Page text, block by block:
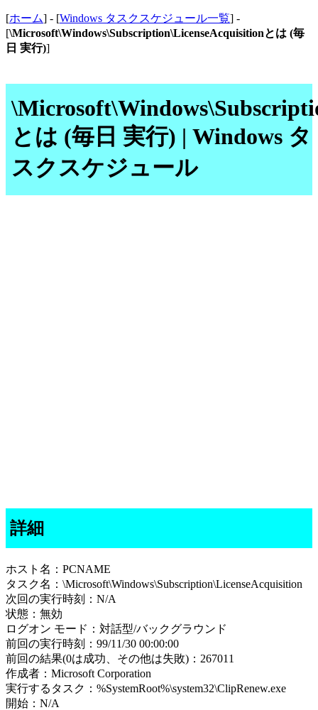
[ホーム] - [Windows タスクスケジュール一覧] -
[\Microsoft\Windows\Subscription\LicenseAcquisitionとは (毎
日 実行)]
とは (毎日 実行) | Windows タ
スクスケジュール
詳細
ホスト名：PCNAME
タスク名：\Microsoft\Windows\Subscription\LicenseAcquisition
次回の実行時刻：N/A
状態：無効
ログオン モード：対話型/バックグラウンド
前回の実行時刻：99/11/30 00:00:00
前回の結果(0は成功、その他は失敗)：267011
作成者：Microsoft Corporation
実行するタスク：%SystemRoot%\system32\ClipRenew.exe
開始：N/A